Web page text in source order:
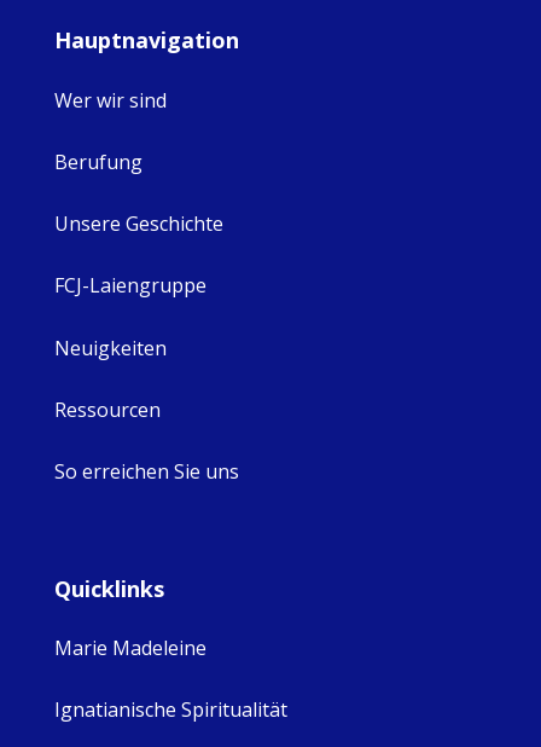
Hauptnavigation
Wer wir sind
Berufung
Unsere Geschichte
FCJ-Laiengruppe
Neuigkeiten
Ressourcen
So erreichen Sie uns
Quicklinks
Marie Madeleine
Ignatianische Spiritualität